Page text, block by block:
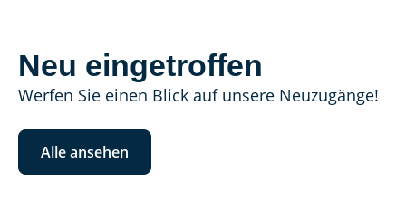
Neu eingetroffen
Werfen Sie einen Blick auf unsere Neuzugänge!
Alle ansehen